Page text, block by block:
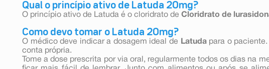
Qual o princípio ativo de Latuda 20mg?
O princípio ativo de Latuda é o cloridrato de Cloridrato de
Como devo tomar o Latuda 20mg?
O médico deve indicar a dosagem ideal de Latudapara o paciente.
conta própria.
Tome a dose prescrita por via oral, regularmente todos os dias na